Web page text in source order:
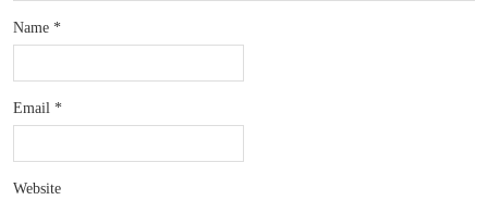
Name *
Email *
Website